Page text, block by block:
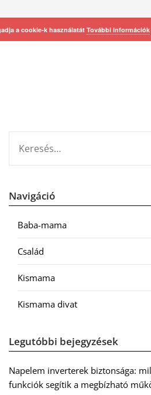
Navigáció
Baba-mama
Család
Kismama
Kismama divat
Legutóbbi bejegyzések
Napelem inverterek biztonsága:
funkciók segítik a megbízható
a cookie-k használatát További információk